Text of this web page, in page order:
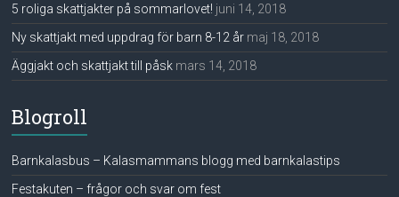
5 roliga skattjakter på sommarlovet! juni 14, 2018
Ny skattjakt med uppdrag för barn 8-12 år maj 18, 2018
Äggjakt och skattjakt till påsk mars 14, 2018
Blogroll
Barnkalasbus – Kalasmammans blogg med barnkalastips
Festakuten – frågor och svar om fest